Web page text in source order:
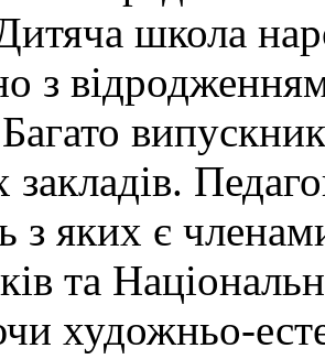
школа
з
закладів.
з яких є
та
художньо-